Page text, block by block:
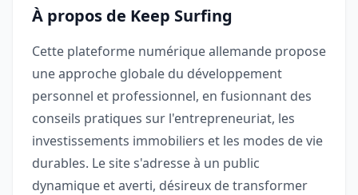
À propos de Keep Surfing
Cette plateforme numérique allemande propose
une approche globale du développement
personnel et professionnel, en fusionnant des
conseils pratiques sur l'entrepreneuriat, les
investissements immobiliers et les modes de vie
durables. Le site s'adresse à un public
dynamique et averti, désireux de transformer